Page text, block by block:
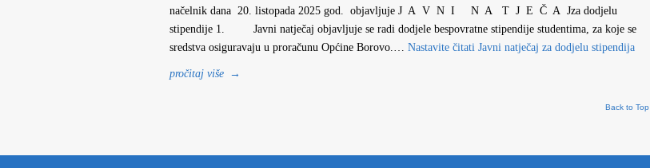
načelnik dana 20. listopada 2025 god. objavljuje J A V N I N A T J E Č A Jza dodjelu
stipendije 1. Javni natječaj objavljuje se radi dodjele bespovratne stipendije studentima, za koje se
sredstva osiguravaju u proračunu Općine Borovo.… Nastavite čitati Javni natječaj za dodjelu stipendija
pročitaj više →
Back to Top